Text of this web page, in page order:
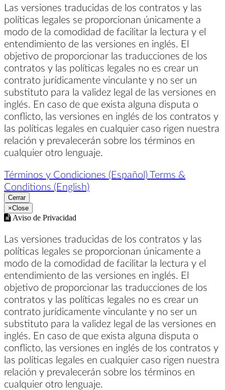
Las versiones traducidas de los contratos y las
políticas legales se proporcionan únicamente a
modo de la comodidad de facilitar la lectura y el
entendimiento de las versiones en inglés. El
objetivo de proporcionar las traducciones de los
contratos y las políticas legales no es crear un
contrato jurídicamente vinculante y no ser un
substituto para la validez legal de las versiones en
inglés. En caso de que exista alguna disputa o
conflicto, las versiones en inglés de los contratos y
las políticas legales en cualquier caso rigen nuestra
relación y prevalecerán sobre los términos en
cualquier otro lenguaje.
Términos y Condiciones (Español) Terms &
Conditions (English)
Cerrar
×Close
Aviso de Privacidad
Las versiones traducidas de los contratos y las
políticas legales se proporcionan únicamente a
modo de la comodidad de facilitar la lectura y el
entendimiento de las versiones en inglés. El
objetivo de proporcionar las traducciones de los
contratos y las políticas legales no es crear un
contrato jurídicamente vinculante y no ser un
substituto para la validez legal de las versiones en
inglés. En caso de que exista alguna disputa o
conflicto, las versiones en inglés de los contratos y
las políticas legales en cualquier caso rigen nuestra
relación y prevalecerán sobre los términos en
cualquier otro lenguaje.